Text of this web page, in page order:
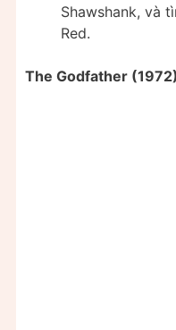
Shawshank, và
Red.
The Godfather (1972)